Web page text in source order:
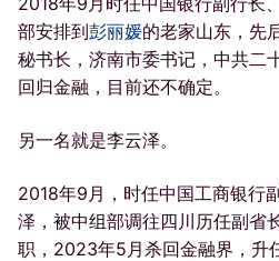
部安排到彭丽媛的老家山东，先
秘书长，济南市委书记，中共二
回归金融，目前还不确定。
另一名就是李云泽。
2018年9月，时任中国工商银行
泽，被中组部调往四川历任副省
职，2023年5月杀回金融界，升